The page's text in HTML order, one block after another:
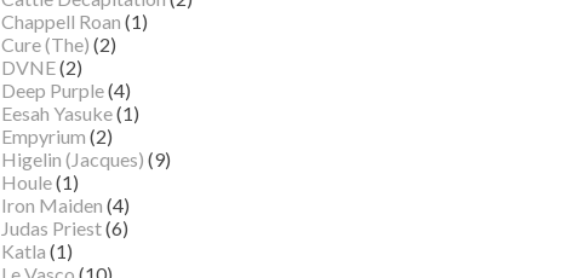
Chappell Roan (1)
Cure (The) (2)
DVNE(2)
Deep Purple(4)
Eesah Yasuke(1)
Empyrium (2)
Higelin (Jacques) (9)
Houle(1)
Iron Maiden (4)
Judas Priest(6)
Katla (1)